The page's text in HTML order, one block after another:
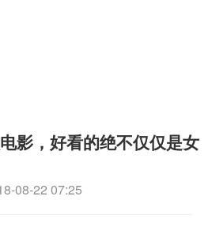
影，好看的绝不仅仅是女
08-22 07:25